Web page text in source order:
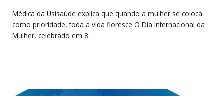
Médica da Usisaúde explica que quando a mulher se coloca
como prioridade, toda a vida floresce O Dia Internacional da
Mulher, celebrado em 8…